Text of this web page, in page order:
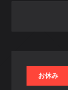
お休み